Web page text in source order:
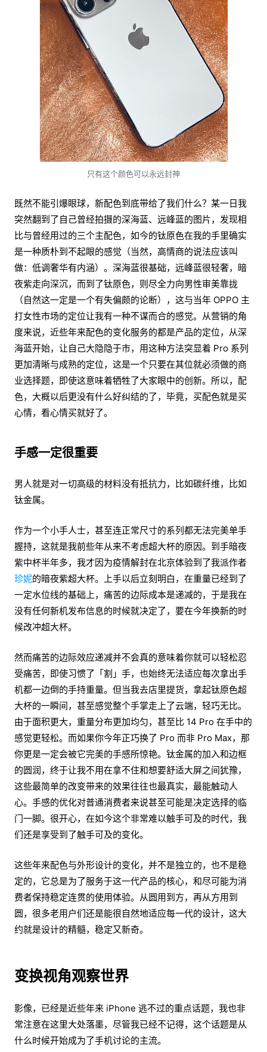
只有这个颜色可以永远封神
既然不能引爆眼球，新配色到底带给了我们什么？某一日我
突然翻到了自己曾经拍摄的深海蓝、远峰蓝的图片，发现相
比与曾经用过的三个主配色，如今的钛原色在我的手里确实
是一种质朴到不起眼的感觉（当然，高情商的说法应该叫
做：低调奢华有内涵）。深海蓝很基础，远峰蓝很轻奢，暗
夜紫走向深沉，而到了钛原色，则尽全力向男性审美靠拢
（自然这一定是一个有失偏颇的论断），这与当年 OPPO 主
打女性市场的定位让我有一种不谋而合的感觉。从营销的角
度来说，近些年来配色的变化服务的都是产品的定位，从深
海蓝开始，让自己大隐隐于市，用这种方法突显着 Pro 系列
更加清晰与成熟的定位，这是一个只要在其位就必须做的商
业选择题，即使这意味着牺牲了大家眼中的创新。所以，配
色，大概以后更没有什么好纠结的了，毕竟，买配色就是买
心情，看心情买就好了。
手感一定很重要
男人就是对一切高级的材料没有抵抗力，比如碳纤维，比如
钛金属。
作为一个小手人士，甚至连正常尺寸的系列都无法完美单手
握持，这就是我前些年从来不考虑超大杯的原因。到手暗夜
紫中杯半年多，我才因为疫情解封在北京体验到了我派作者
珍妮的暗夜紫超大杯。上手以后立刻明白，在重量已经到了
一定水位线的基础上，痛苦的边际成本是递减的，于是我在
没有任何新机发布信息的时候就决定了，要在今年换新的时
候改冲超大杯。
然而痛苦的边际效应递减并不会真的意味着你就可以轻松忍
受痛苦，即使习惯了「割」手，也始终无法适应每次拿出手
机都一边倒的手持重量。但当我去店里提货，拿起钛原色超
大杯的一瞬间，甚至感觉整个手掌走上了云端，轻巧无比。
由于面积更大，重量分布更加均匀，甚至比 14 Pro 在手中的
感觉更轻松。而如果你今年正巧换了 Pro 而非 Pro Max，那
你更是一定会被它完美的手感所惊艳。钛金属的加入和边框
的圆润，终于让我不用在拿不住和想要舒适大屏之间犹豫，
这些最简单的改变带来的效果往往也最真实，最能触动人
心。手感的优化对普通消费者来说甚至可能是决定选择的临
门一脚。很开心，在如今这个非常难以触手可及的时代，我
们还是享受到了触手可及的变化。
这些年来配色与外形设计的变化，并不是独立的，也不是稳
定的，它总是为了服务于这一代产品的核心，和尽可能为消
费者保持稳定连贯的使用体验。从圆用到方，再从方用到
圆，很多老用户们还是能很自然地适应每一代的设计，这大
约就是设计的精髓，稳定又新奇。
变换视角观察世界
影像，已经是近些年来 iPhone 逃不过的重点话题，我也非
常注意在这里大处落墨，尽管我已经不记得，这个话题是从
什么时候开始成为了手机讨论的主流。